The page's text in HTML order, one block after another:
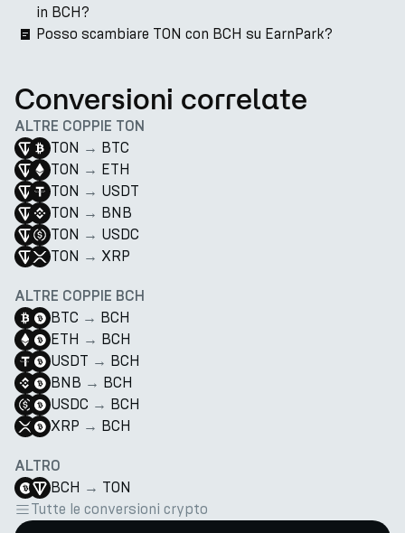
in BCH?
Posso scambiare TON con BCH su EarnPark?
Conversioni correlate
ALTRE COPPIE TON
TON → BTC
TON → ETH
TON → USDT
TON → BNB
TON → USDC
TON → XRP
ALTRE COPPIE BCH
BTC → BCH
ETH → BCH
USDT → BCH
BNB → BCH
USDC → BCH
XRP → BCH
ALTRO
BCH → TON
Tutte le conversioni crypto